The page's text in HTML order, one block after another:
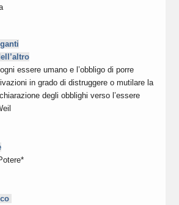
essere umano e l’obbligo di porre
in grado di distruggere o mutilare la
degli obblighi verso l’essere